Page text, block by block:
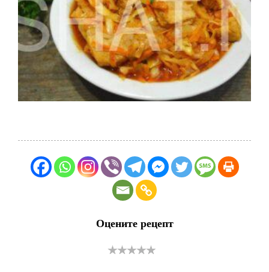
Оцените рецепт